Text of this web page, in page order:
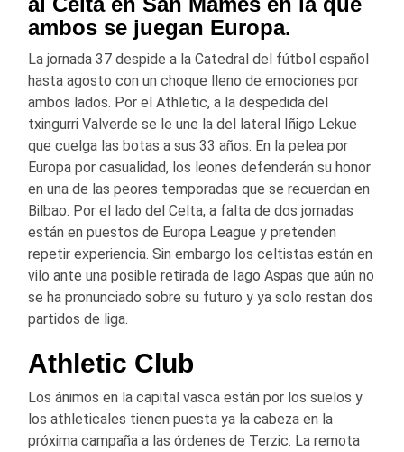
ambos se juegan Europa.
La jornada 37 despide a la Catedral del fútbol español
hasta agosto con un choque lleno de emociones por
ambos lados. Por el Athletic, a la despedida del
txingurri Valverde se le une la del lateral Iñigo Lekue
que cuelga las botas a sus 33 años. En la pelea por
Europa por casualidad, los leones defenderán su honor
en una de las peores temporadas que se recuerdan en
Bilbao. Por el lado del Celta, a falta de dos jornadas
están en puestos de Europa League y pretenden
repetir experiencia. Sin embargo los celtistas están en
vilo ante una posible retirada de Iago Aspas que aún no
se ha pronunciado sobre su futuro y ya solo restan dos
partidos de liga.
Athletic Club
Los ánimos en la capital vasca están por los suelos y
los athleticales tienen puesta ya la cabeza en la
próxima campaña a las órdenes de Terzic. La remota